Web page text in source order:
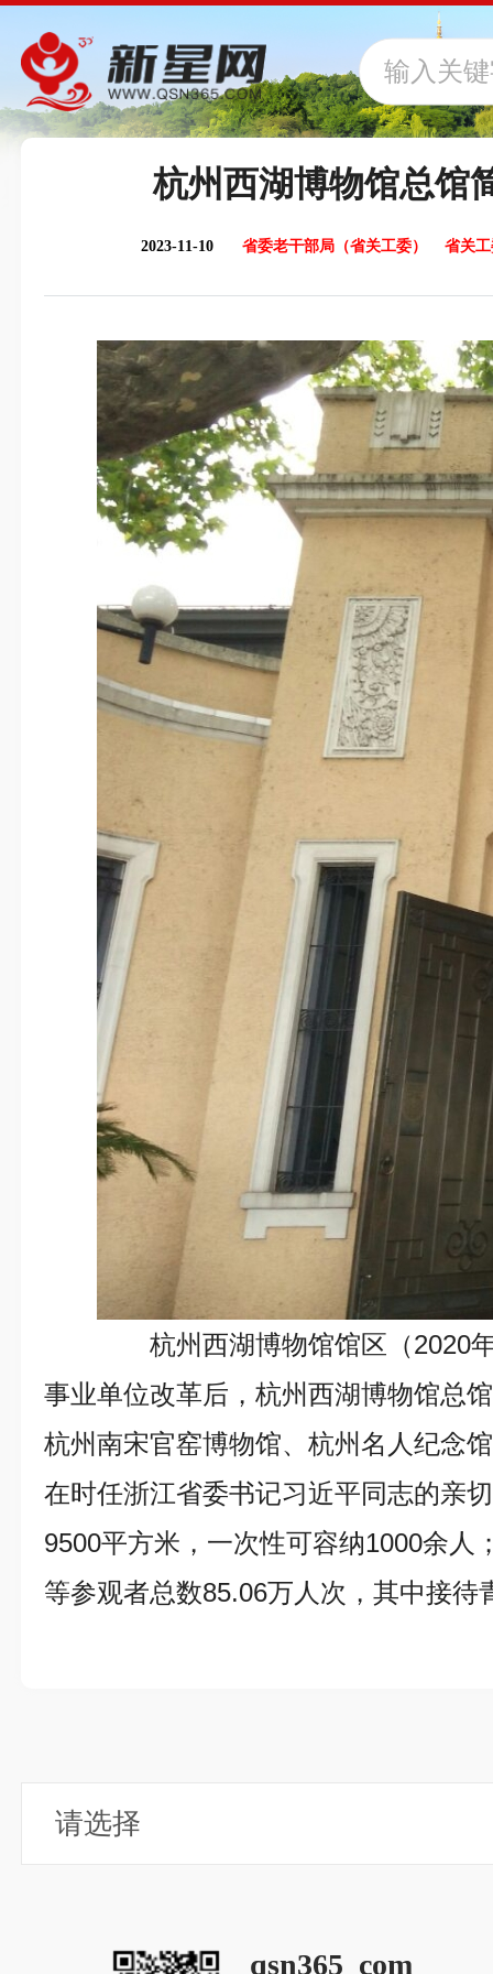
杭州西湖博物馆总馆
2023-11-10 省委老干部局（省关工委） 省关工
杭州西湖博物馆馆区（2020
事业单位改革后，杭州西湖博物馆总
杭州南宋官窑博物馆、杭州名人纪念
在时任浙江省委书记习近平同志的亲
9500平方米，一次性可容纳1000余人
等参观者总数85.06万人次，其中接待
qsn365_com